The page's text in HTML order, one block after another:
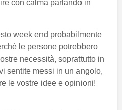
con calma parlando in
week end probabilmente
le persone potrebbero
necessità, soprattutto in
sentite messi in un angolo,
le vostre idee e opinioni!